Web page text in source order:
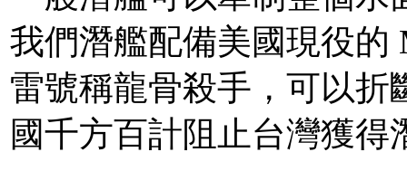
我們潛艦配備美國現役的
雷號稱龍骨殺手，可以折
國千方百計阻止台灣獲得